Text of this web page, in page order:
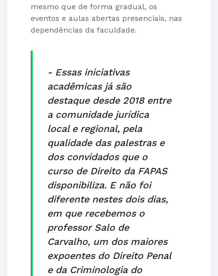
mesmo que de forma gradual, os
eventos e aulas abertas presenciais, nas
dependências da faculdade.
- Essas iniciativas
acadêmicas já são
destaque desde 2018 entre
a comunidade jurídica
local e regional, pela
qualidade das palestras e
dos convidados que o
curso de Direito da FAPAS
disponibiliza. E não foi
diferente nestes dois dias,
em que recebemos o
professor Salo de
Carvalho, um dos maiores
expoentes do Direito Penal
e da Criminologia do